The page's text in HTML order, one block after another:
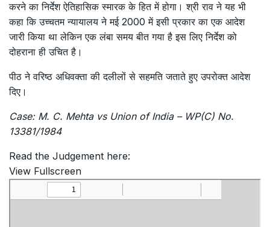
करने का निर्देश ऐतिहासिक स्मारक के हित में होगा। श्री राव ने यह भी
कहा कि उच्चतम न्यायालय ने मई 2000 में इसी प्रकार का एक आदेश
जारी किया था लेकिन एक लंबा समय बीत गया है इस लिए निर्देश को
दोहराना ही उचित है।
पीठ ने वरिष्ठ अधिवक्ता की दलीलों से सहमति जताते हुए उपरोक्त आदेश
दिए।
Case: M. C. Mehta vs Union of India – WP(C) No.
13381/1984
Read the Judgement here:
View Fullscreen